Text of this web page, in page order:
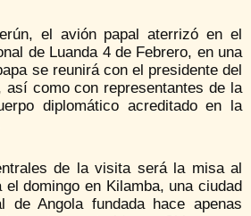
el avión papal aterrizó en el
de Luanda 4 de Febrero, en una
se reunirá con el presidente del
así como con representantes de la
diplomático acreditado en la
de la visita será la misa al
domingo en Kilamba, una ciudad
de Angola fundada hace apenas